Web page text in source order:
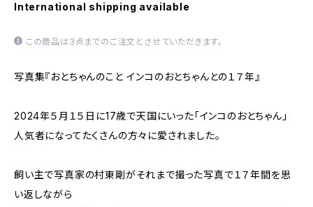
International shipping available
この商品は3点までのご注文とさせていただきます。
写真集『おとちゃんのこと インコのおとちゃんとの１７年』
2024年５月１５日に17歳で天国にいった「インコのおとちゃん」
人気者になってたくさんの方々に愛されました。
飼い主で写真家の村東剛がそれまで撮った写真で１７年間を思
い返しながら